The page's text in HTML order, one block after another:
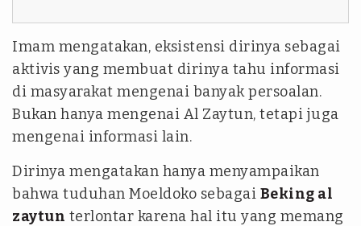
Imam mengatakan, eksistensi dirinya sebagai
aktivis yang membuat dirinya tahu informasi
di masyarakat mengenai banyak persoalan.
Bukan hanya mengenai Al Zaytun, tetapi juga
mengenai informasi lain.
Dirinya mengatakan hanya menyampaikan
bahwa tuduhan Moeldoko sebagai Beking al
zaytun terlontar karena hal itu yang memang